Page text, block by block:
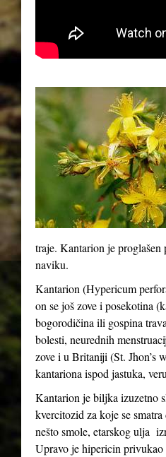
traje. Kantarion je
naviku.
Kantarion (Hypericum
on se još zove i posekotina
bogorodičina ili gospina
bolesti, neurednih
zove i u Britaniji (St. Jhon’s
kantariona ispod jastuka,
Kantarion je biljka izuzetno
kvercitozid za koje se
nešto smole, etarskog ulja
Upravo je hipericin privukao